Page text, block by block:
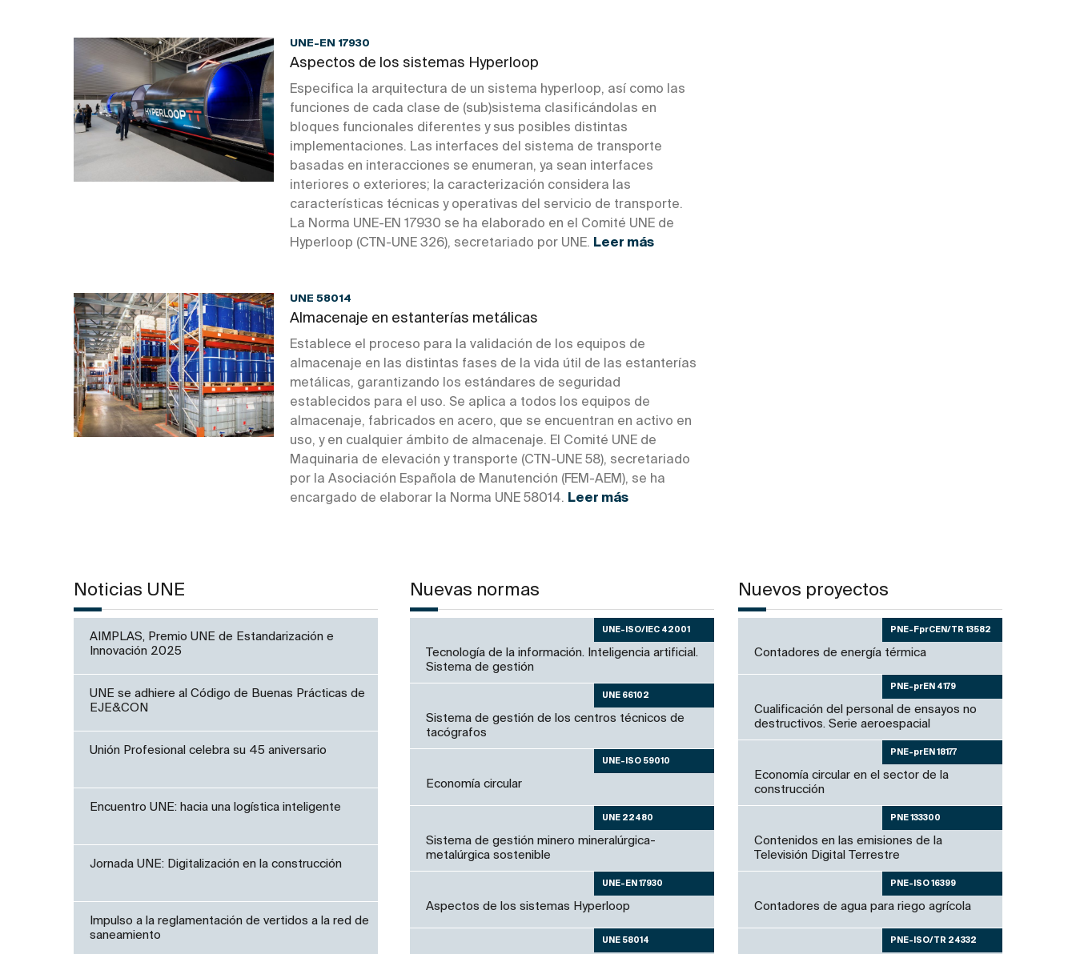
UNE-EN 17930
Aspectos de los sistemas Hyperloop
Especifica la arquitectura de un sistema hyperloop, así como las
funciones de cada clase de (sub)sistema clasificándolas en
bloques funcionales diferentes y sus posibles distintas
implementaciones. Las interfaces del sistema de transporte
basadas en interacciones se enumeran, ya sean interfaces
interiores o exteriores; la caracterización considera las
características técnicas y operativas del servicio de transporte.
La Norma UNE-EN 17930 se ha elaborado en el Comité UNE de
Hyperloop (CTN-UNE 326), secretariado por UNE. Leer más
UNE 58014
Almacenaje en estanterías metálicas
Establece el proceso para la validación de los equipos de
almacenaje en las distintas fases de la vida útil de las estanterías
metálicas, garantizando los estándares de seguridad
establecidos para el uso. Se aplica a todos los equipos de
almacenaje, fabricados en acero, que se encuentran en activo en
uso, y en cualquier ámbito de almacenaje. El Comité UNE de
Maquinaria de elevación y transporte (CTN-UNE 58), secretariado
por la Asociación Española de Manutención (FEM-AEM), se ha
encargado de elaborar la Norma UNE 58014. Leer más
Nuevos proyectos
PNE-FprCEN/TR 13582
Contadores de energía térmica
PNE-prEN 4179
Cualificación del personal de ensayos no
destructivos. Serie aeroespacial
PNE-prEN 18177
Economía circular en el sector de la
construcción
PNE 133300
Contenidos en las emisiones de la
Televisión Digital Terrestre
PNE-ISO 16399
Contadores de agua para riego agrícola
PNE-ISO/TR 24332
Noticias UNE
AIMPLAS, Premio UNE de Estandarización e
Innovación 2025
UNE se adhiere al Código de Buenas Prácticas de
EJE&CON
Unión Profesional celebra su 45 aniversario
Encuentro UNE: hacia una logística inteligente
Jornada UNE: Digitalización en la construcción
Impulso a la reglamentación de vertidos a la red de
saneamiento
Nuevas normas
UNE-ISO/IEC 42001
Tecnología de la información. Inteligencia artificial.
Sistema de gestión
UNE 66102
Sistema de gestión de los centros técnicos de
tacógrafos
UNE-ISO 59010
Economía circular
UNE 22480
Sistema de gestión minero mineralúrgica-
metalúrgica sostenible
UNE-EN 17930
Aspectos de los sistemas Hyperloop
UNE 58014